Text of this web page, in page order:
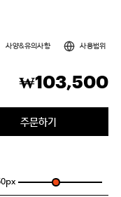
사양&유의사항 사용범위
₩103,500
주문하기
px